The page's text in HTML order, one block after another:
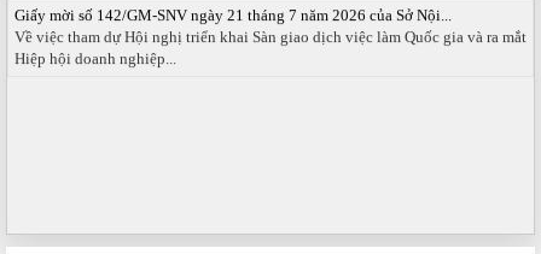
Về việc tham dự Hội nghị triển khai Sàn giao dịch việc làm Quốc gia và ra mắt
Hiệp hội doanh nghiệp...